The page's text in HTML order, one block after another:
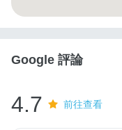
Google 評論
4.7 前往查看